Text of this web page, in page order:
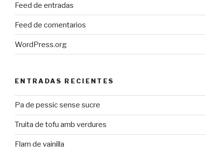
Feed de entradas
Feed de comentarios
WordPress.org
ENTRADAS RECIENTES
Pa de pessic sense sucre
Truita de tofu amb verdures
Flam de vainilla